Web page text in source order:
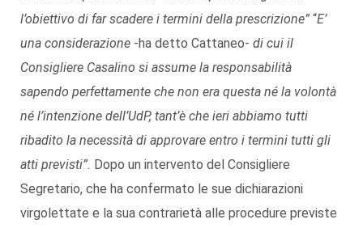
l’obiettivo di far scadere i termini della prescrizione” “E’
una considerazione -ha detto Cattaneo- di cui il
Consigliere Casalino si assume la responsabilità
sapendo perfettamente che non era questa né la volontà
né l’intenzione dell’UdP, tant’è che ieri abbiamo tutti
ribadito la necessità di approvare entro i termini tutti gli
atti previsti”. Dopo un intervento del Consigliere
Segretario, che ha confermato le sue dichiarazioni
virgolettate e la sua contrarietà alle procedure previste